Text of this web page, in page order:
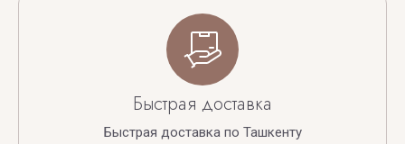
Быстрая доставка
Быстрая доставка по Ташкенту